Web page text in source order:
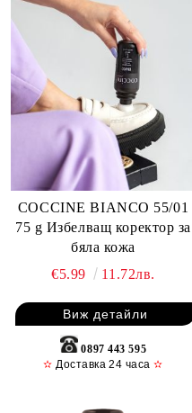
COCCINE BIANCO 55/01
75 g Избелващ коректор за
бяла кожа
€5.99
11.72лв.
Виж детайли
0897 443 595
✫ Доставка 24 часа✫